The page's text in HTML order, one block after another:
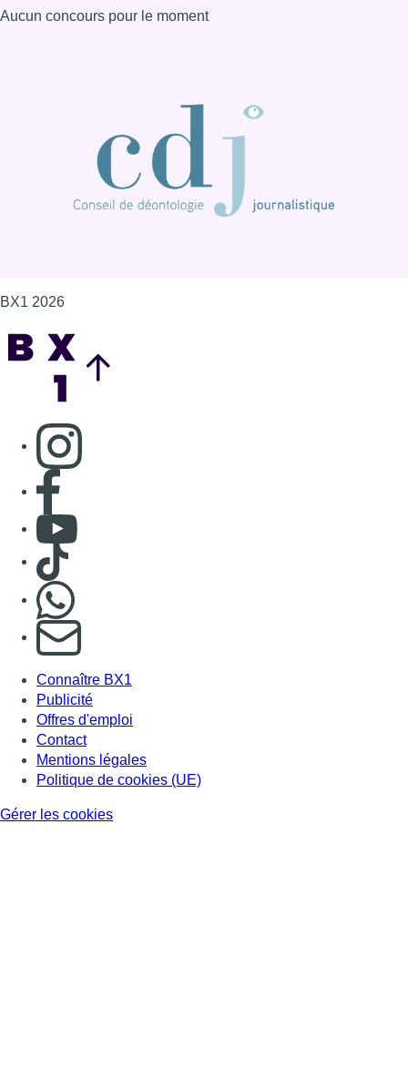
Aucun concours pour le moment
BX1 2026
Consulter page Instagram
Consulter page Facebook
Consulter Youtube
Consulter TikTok
S'abonner à notre newsletter
Connaître BX1
Publicité
Offres d'emploi
Contact
Mentions légales
Politique de cookies (UE)
Gérer les cookies